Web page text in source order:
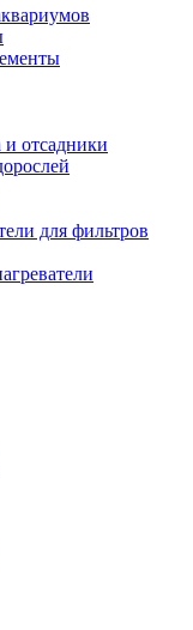
и отсадники
для фильтров